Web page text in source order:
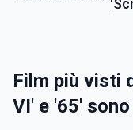
Film più visti
VI' e '65'